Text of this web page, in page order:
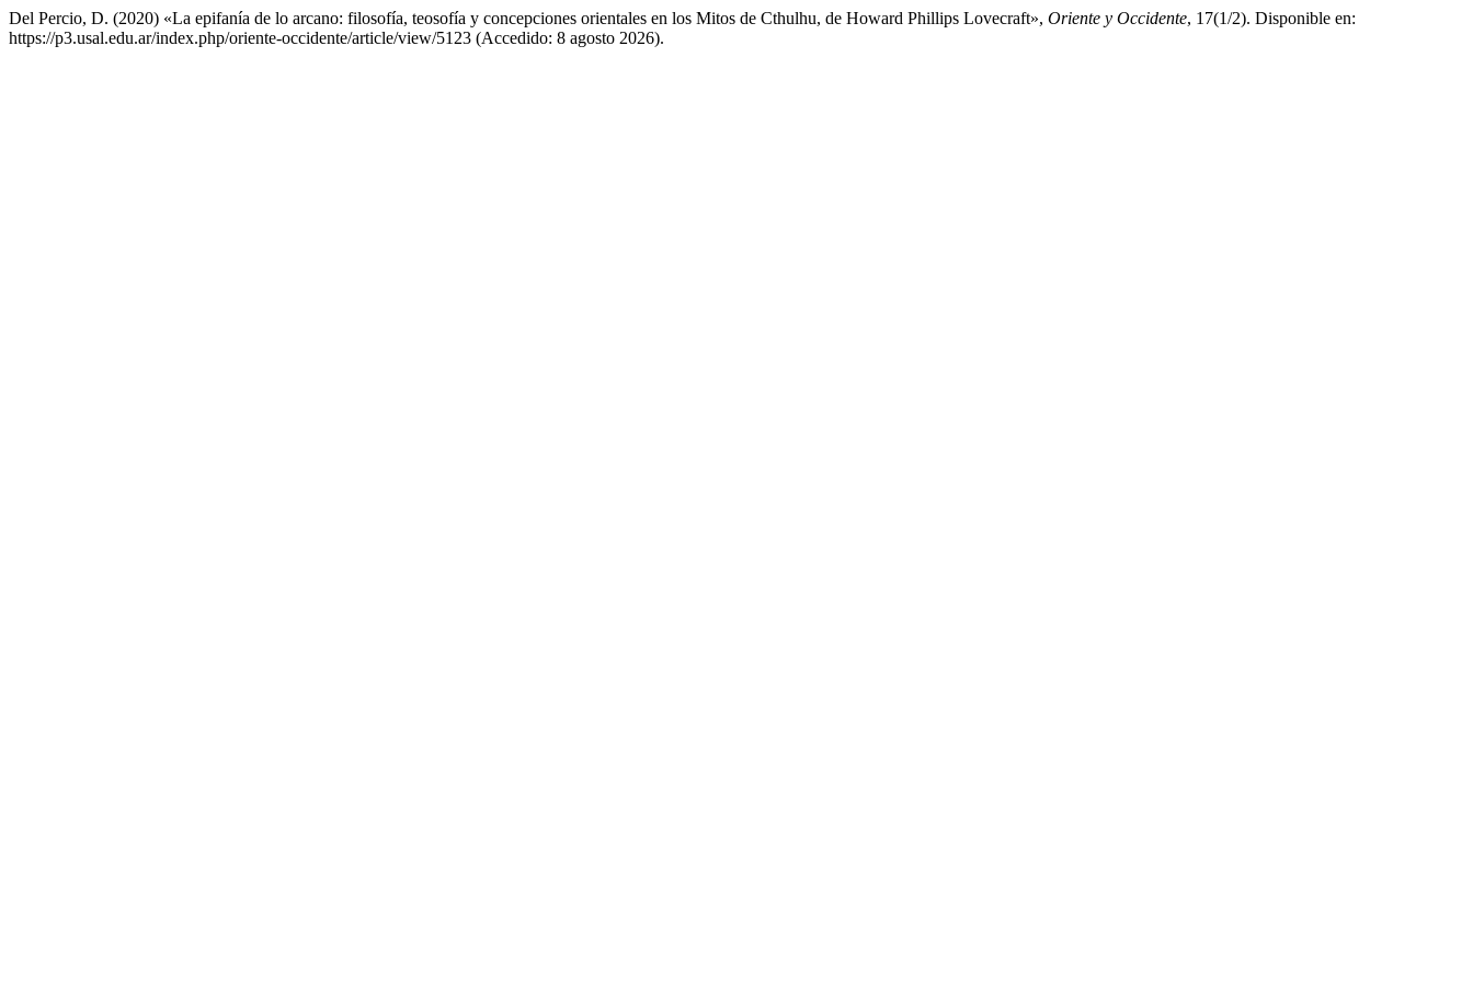
Del Percio, D. (2020) «La epifanía de lo arcano: filosofía, teosofía y concepciones orientales en los Mitos de Cthulhu, de Howard Phillips Lovecraft», Oriente y Occidente, 17(1/2). Disponible en:
https://p3.usal.edu.ar/index.php/oriente-occidente/article/view/5123 (Accedido: 8 agosto 2026).